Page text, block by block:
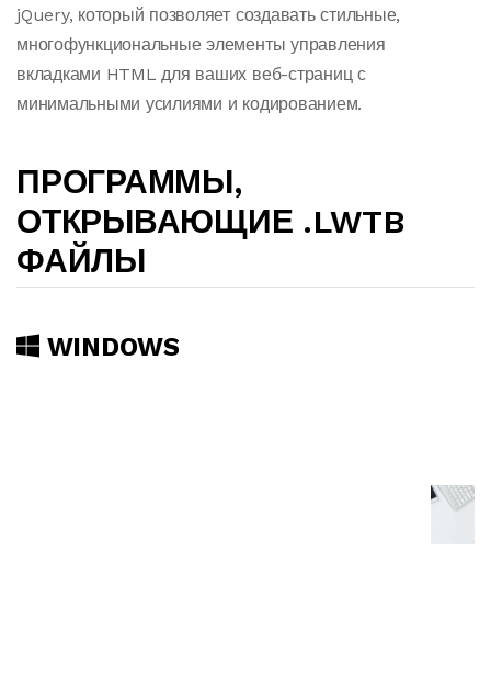
jQuery, который позволяет создавать стильные,
многофункциональные элементы управления
вкладками HTML для ваших веб-страниц с
минимальными усилиями и кодированием.
ПРОГРАММЫ,
ОТКРЫВАЮЩИЕ .LWTB
ФАЙЛЫ
WINDOWS